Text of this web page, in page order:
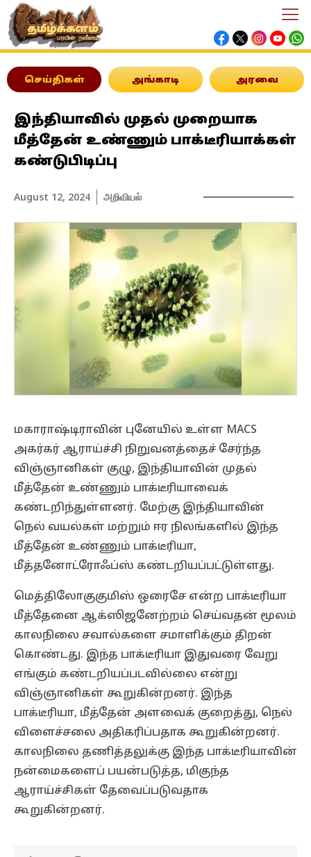
செய்திகள் அங்காடி அரவை
இந்தியாவில் முதல் முறையாக
மீத்தேன் உண்ணும் பாக்டீரியாக்கள்
கண்டுபிடிப்பு
August 12, 2024 அறிவியல்
மகாராஷ்டிராவின் புனேயில் உள்ள MACS
அகர்கர் ஆராய்ச்சி நிறுவனத்தைச் சேர்ந்த
விஞ்ஞானிகள் குழு, இந்தியாவின் முதல்
மீத்தேன் உண்ணும் பாக்டீரியாவைக்
கண்டறிந்துள்ளனர். மேற்கு இந்தியாவின்
நெல் வயல்கள் மற்றும் ஈர நிலங்களில் இந்த
மீத்தேன் உண்ணும் பாக்டீரியா,
மீத்தனோட்ரோஃப்ஸ் கண்டறியப்பட்டுள்ளது.
மெத்திலோகுகுமிஸ் ஒரைசே என்ற பாக்டீரியா
மீத்தேனை ஆக்ஸிஜனேற்றம் செய்வதன் மூலம்
காலநிலை சவால்களை சமாளிக்கும் திறன்
கொண்டது. இந்த பாக்டீரியா இதுவரை வேறு
எங்கும் கண்டறியப்படவில்லை என்று
விஞ்ஞானிகள் கூறுகின்றனர். இந்த
பாக்டீரியா, மீத்தேன் அளவைக் குறைத்து, நெல்
விளைச்சலை அதிகரிப்பதாக கூறுகின்றனர்.
காலநிலை தணித்தலுக்கு இந்த பாக்டீரியாவின்
நன்மைகளைப் பயன்படுத்த, மிகுந்த
ஆராய்ச்சிகள் தேவைப்படுவதாக
கூறுகின்றனர்.